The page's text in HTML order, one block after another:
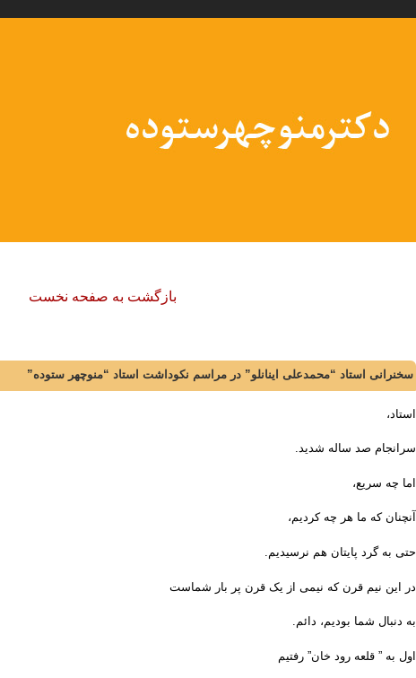
بازگشت به صفحه نخست
سخنرانی استاد “محمدعلی اینانلو” در مراسم نکوداشت استاد “منوچهر ستوده”
استاد،
سرانجام صد ساله شدید.
اما چه سریع،
آنچنان که ما هر چه کردیم،
حتی به گرد پایتان هم نرسیدیم.
در این نیم قرن که نیمی از یک قرن پر بار شماست
به دنبال شما بودیم، دائم.
اول به ” قلعه رود خان” رفتیم